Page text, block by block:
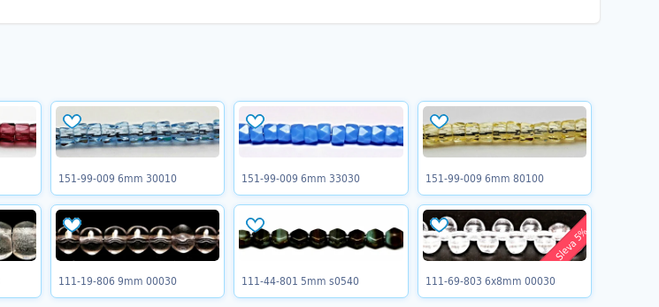
151-99-009 6mm 30010 151-99-009 6mm 33030 151-99-009 6mm 80100
111-19-806 9mm 00030 111-44-801 5mm s0540
Sleva 5%
111-69-803 6x8mm 00030